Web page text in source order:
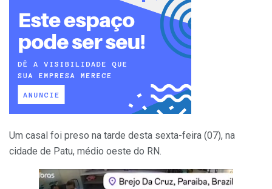
Um casal foi preso na tarde desta sexta-feira (07), na
cidade de Patu, médio oeste do RN.